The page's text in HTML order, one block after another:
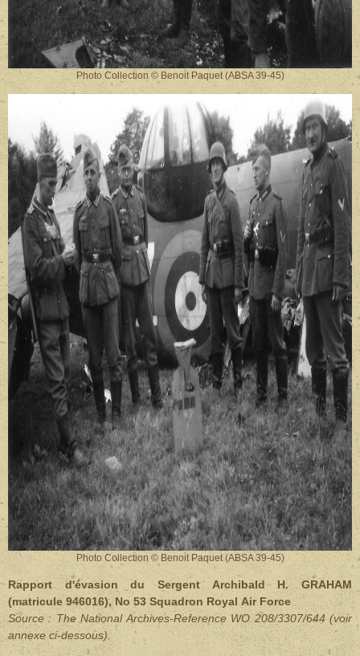
Photo Collection © Benoit Paquet (ABSA 39-45)
Photo Collection © Benoit Paquet (ABSA 39-45)
Rapport d'évasion du Sergent Archibald H. GRAHAM
(matricule 946016), No 53 Squadron Royal Air Force
Source : The National Archives-Reference WO 208/3307/644 (voir
annexe ci-dessous).